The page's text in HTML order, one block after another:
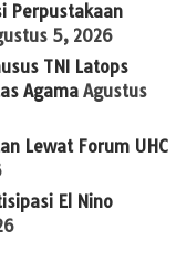
Perpustakaan
5, 2026
TNI Latops
Agama Agustus
Lewat Forum UHC
El Nino